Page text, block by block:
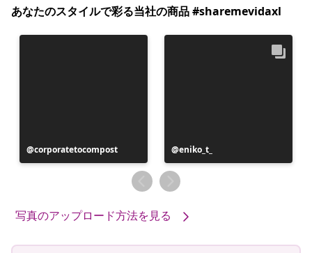
あなたのスタイルで彩る当社の商品 #sharemevidaxl
投
稿
corporatetocompost
投
稿
者
eniko_t_
写真のアップロード方法を見る